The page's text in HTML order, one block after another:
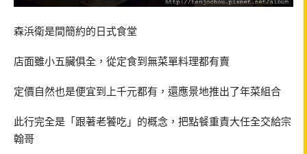
森浜衛是間簡約的日式食堂
店面雖小五臟俱全，從定食到無菜單料理都有賣
定價自然也是便宜到上千元都有，還應景地推出了年菜組合
此行完全是「跟著老饕吃」的概念，把點餐重責大任全交給宗
翰哥